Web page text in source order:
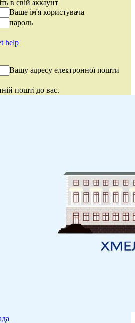
в свій аккаунт
Ваше ім'я користувача
пароль
help
Вашу адресу електронної пошти
пошті до вас.